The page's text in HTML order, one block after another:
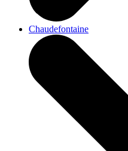
Chaudefontaine